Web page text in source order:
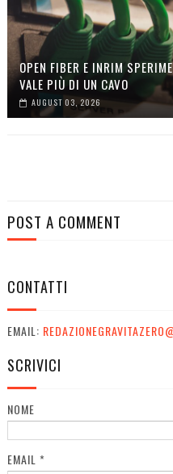
OPEN FIBER E INRIM
VALE PIÙ DI UN CAVO
AUGUST 03, 2026
POST A COMMENT
CONTATTI
EMAIL:
SCRIVICI
NOME
EMAIL *